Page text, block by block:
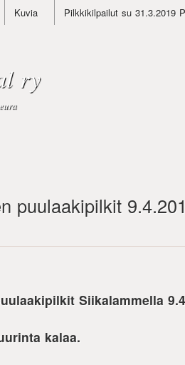
Kuvia Pilkkikilpailut su 31.3.2019
ry
puulaakipilkit
Siikalammella
kalaa.